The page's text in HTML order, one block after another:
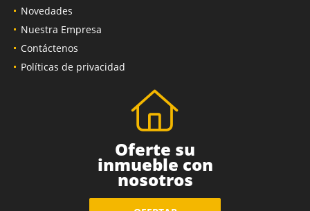
Novedades
Nuestra Empresa
Contáctenos
Políticas de privacidad
Oferte su
inmueble con
nosotros